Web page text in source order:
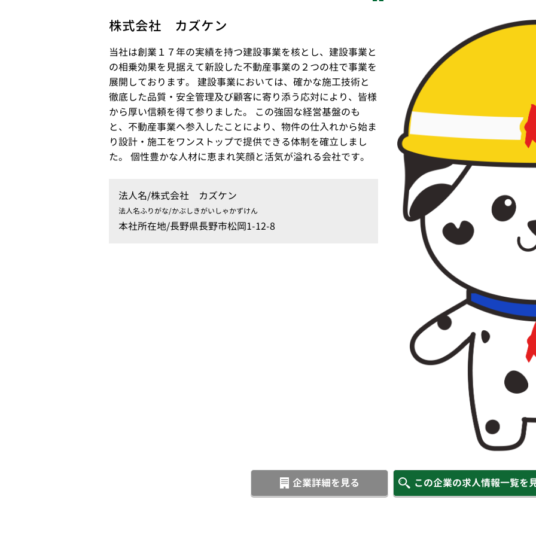
株式会社 カズケン
当社は創業１７年の実績を持つ建設事業を核とし、建設事業と
の相乗効果を見据えて新設した不動産事業の２つの柱で事業を
展開しております。 建設事業においては、確かな施工技術と
徹底した品質・安全管理及び顧客に寄り添う応対により、皆様
から厚い信頼を得て参りました。 この強固な経営基盤のも
と、不動産事業へ参入したことにより、物件の仕入れから始ま
り設計・施工をワンストップで提供できる体制を確立しまし
た。 個性豊かな人材に恵まれ笑顔と活気が溢れる会社です。
法人名/株式会社 カズケン
法人名ふりがな/かぶしきがいしゃかずけん
本社所在地/長野県長野市松岡1-12-8
企業詳細を見る この企業の求人情報一覧を